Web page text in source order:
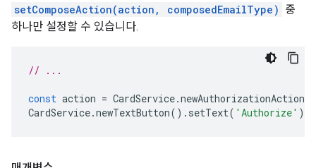
setComposeAction(action, composedEmailType) 중
하나만 설정할 수 있습니다.
// ...
const action = CardService.newAuthorizationAction
CardService.newTextButton(). setText( 'Authorize' ).